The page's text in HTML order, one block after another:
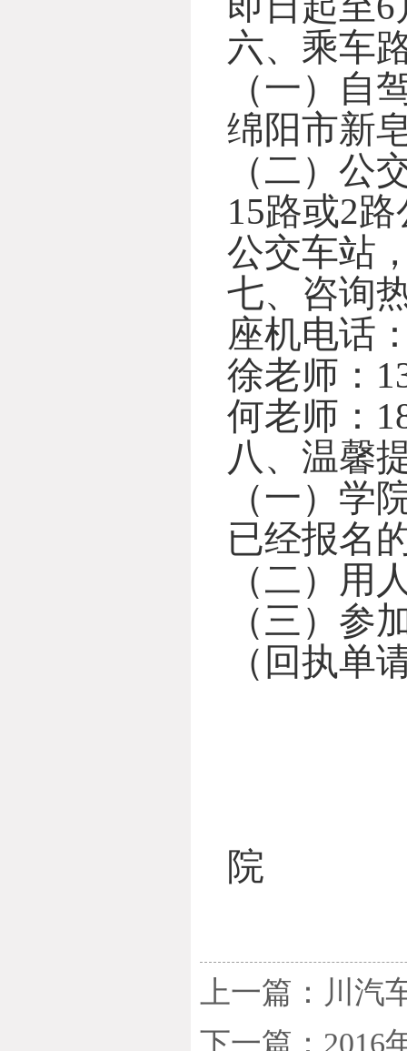
六、乘车
（一）自
绵阳市新
（二）公
15路或2
公交车站
七、咨询
座机电话
徐老师：
何老师：
八、温馨
（一）学
已经报名
（二）用
（三）参
（回执单
院
上一篇：川汽
下一篇：2016